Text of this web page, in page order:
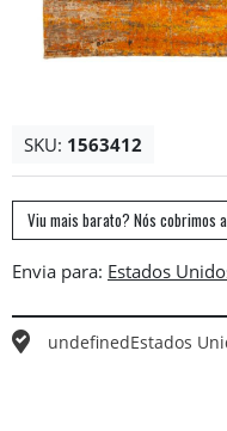
SKU: 1563412
Viu mais barato? Nós cobrimos
Envia para:
undefinedEstados